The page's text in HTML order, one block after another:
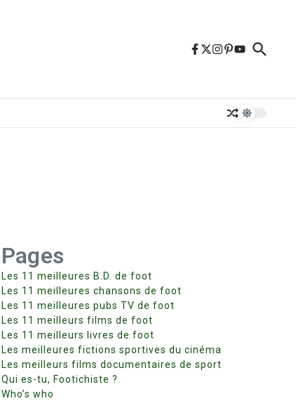
Pages
Les 11 meilleures B.D. de foot
Les 11 meilleures chansons de foot
Les 11 meilleures pubs TV de foot
Les 11 meilleurs films de foot
Les 11 meilleurs livres de foot
Les meilleures fictions sportives du cinéma
Les meilleurs films documentaires de sport
Qui es-tu, Footichiste ?
Who’s who